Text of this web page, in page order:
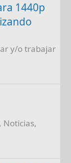
1440p
y/o trabajar
Noticias,